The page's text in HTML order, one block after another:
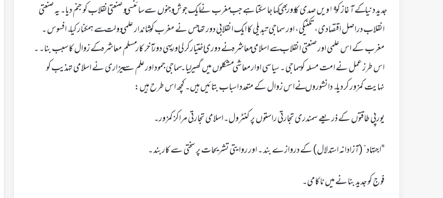
جدید دنیا کے آ غاز کو ۱۹ویں صدی کا دور بھی کہا جا سکتاہے جب مغرب نے ایک جوش وجنوں سےسائنسی و صنعتی انقلاب کو جنم دیا۔ یہ صنعتی
انقلاب دراصل اقتصادی، تکنیکی، اور سماجی تبدیلی کا ایک انقلابی دور تھا جس نے مغرب کو شاندار علمی دولت سے ہمکنار کیا ۔افسوس ۔
مغرب کے اس علمی اور صنعتی انقلاب سے اسلامی معاشرہ نے دوری اختیارکر لی اور یہی دور آخر کار مسلم معاشرہ کے زوال کا سبب بنا۔ ۔
اس طرز عمل نے امت مسلہ کو سماجی ۔ سیاسی اوارمعاشی مشکلوں میں گھیر لیا۔ سماجی جمود اورعلم سے بیزاری نے اسلامی تہذیب کو
نہایت کمزور کر دیا ۔ دانشوروں نےاس زوال کے متعدد اسباب بتائیں ہیں۔کچھ اس طرح ہیں:
یورپی طاقتوں کے ذریعے سمندری تجارتی راستوں پر کنٹرول۔اسلامی تجارتی مراکز کمزور۔
"اجتہاد” (آزادانہ استدلال) کے دروازے بند ۔ اور روایتی تشریحات پر سختی سے کاربند ۔
فوج کو جدید بنانے میں ناکامی۔